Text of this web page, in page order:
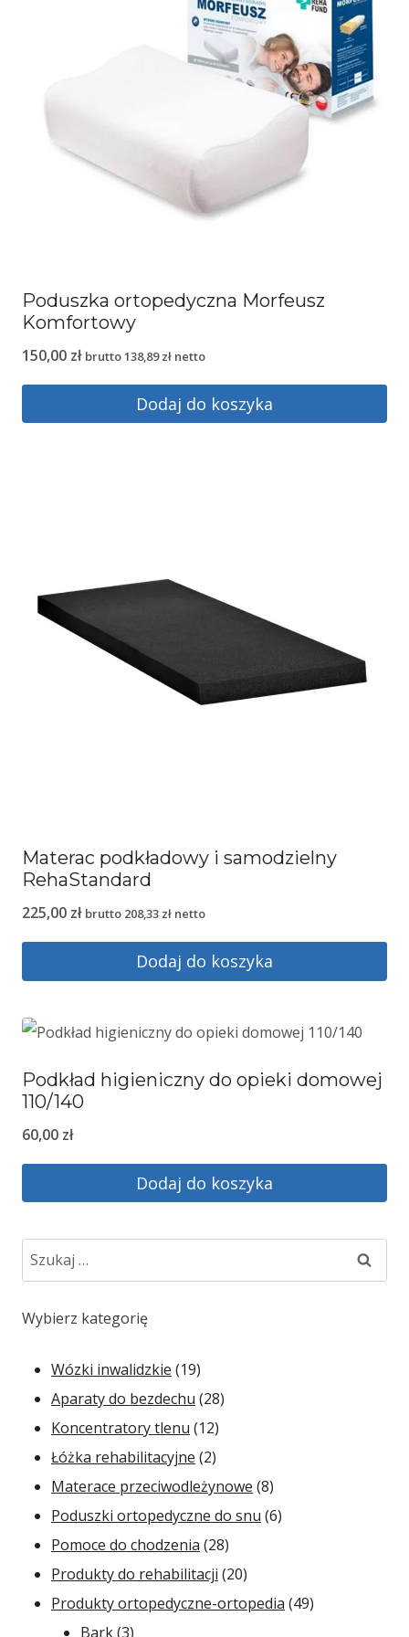
Poduszka ortopedyczna Morfeusz
Komfortowy
150,00 zł brutto138,89zł netto
Dodaj do koszyka
Materac podkładowy i samodzielny
RehaStandard
225,00 zł brutto 208,33 zł netto
Dodaj do koszyka
Podkład higieniczny do opieki domowej
110/140
60,00 zł
Dodaj do koszyka
Szukaj:
Wybierz kategorię
Wózki inwalidzkie 1919
produktów
Aparaty do bezdechu 2828
Koncentratory tlenu 1212
produktów
Łóżka rehabilitacyjne 22
produkty
Materace przeciwodleżynowe 88
produktów
Poduszki ortopedyczne do snu 66
Pomoce do chodzenia 2828
produktów
Produkty do rehabilitacji 2020
produktów
Produkty ortopedyczne-ortopedia 4949
Bark 33